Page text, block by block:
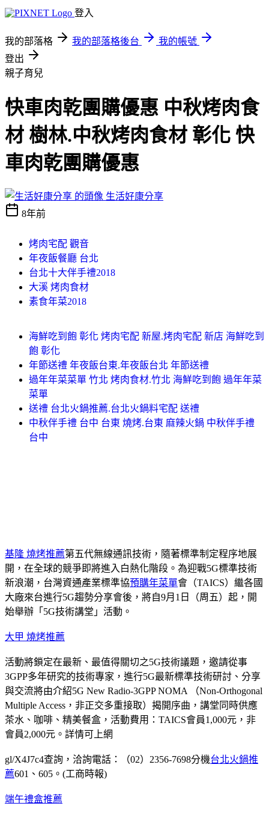
登入
我的部落格 我的部落格後台
我的帳號
登出
親子育兒
快車肉乾團購優惠 中秋烤肉食
材 樹林.中秋烤肉食材 彰化 快
車肉乾團購優惠
生活好康分享
8年前
烤肉宅配 觀音
年夜飯餐廳 台北
台北十大伴手禮2018
大溪 烤肉食材
素食年菜2018
海鮮吃到飽 彰化 烤肉宅配 新屋.烤肉宅配 新店 海鮮吃到
飽 彰化
年節送禮 年夜飯台東.年夜飯台北 年節送禮
過年年菜菜單 竹北 烤肉食材.竹北 海鮮吃到飽 過年年菜
菜單
送禮 台北火鍋推薦.台北火鍋料宅配 送禮
中秋伴手禮 台中 台東 燒烤.台東 麻辣火鍋 中秋伴手禮
台中
基隆 燒烤推薦第五代無線通訊技術，隨著標準制定程序地展
開，在全球的競爭即將進入白熱化階段。為迎戰5G標準技術
新浪潮，台灣資通產業標準協預購年菜單會（TAICS）繼各國
大廠來台進行5G趨勢分享會後，將自9月1日（周五）起，開
始舉辦「5G技術講堂」活動。
大甲 燒烤推薦
活動將鎖定在最新、最值得關切之5G技術議題，邀請從事
3GPP多年研究的技術專家，進行5G最新標準技術研討、分享
與交流將由介紹5G New Radio-3GPP NOMA （Non-Orthogonal
Multiple Access，非正交多重接取）揭開序曲，講堂同時供應
茶水、咖啡、精美餐盒，活動費用：TAICS會員1,000元，非
會員2,000元。詳情可上網
gl/X4J7c4查詢，洽詢電話：（02）2356-7698分機台北火鍋推
薦601、605。(工商時報)
端午禮盒推薦